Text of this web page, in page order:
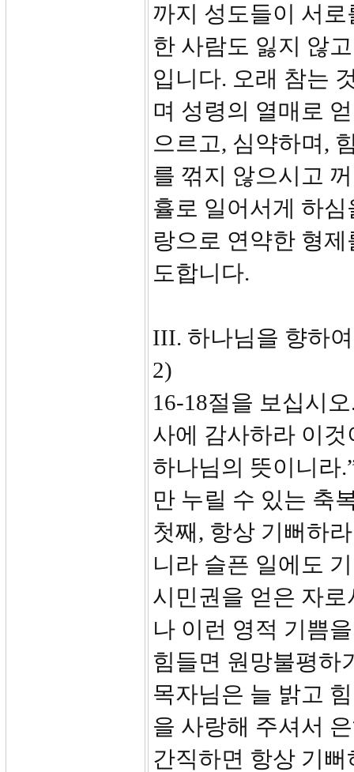
까지 성도들이 서
한 사람도 잃지 않
입니다. 오래 참는
며 성령의 열매로
으르고, 심약하며,
를 꺾지 않으시고
휼로 일어서게 하
랑으로 연약한 형
도합니다.
III. 하나님을 향하
2)
16-18절을 보십시
사에 감사하라 이
하나님의 뜻이니라
만 누릴 수 있는 축
첫째, 항상 기뻐하
니라 슬픈 일에도
시민권을 얻은 자
나 이런 영적 기쁨
힘들면 원망불평하
목자님은 늘 밝고
을 사랑해 주셔서
간직하면 항상 기